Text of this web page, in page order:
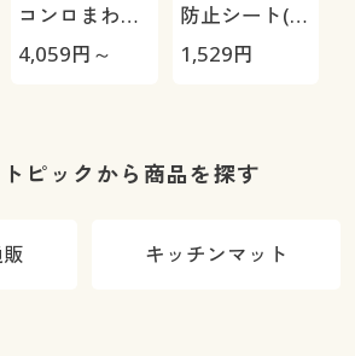
コンロまわり
油ハネ 飛び散
4,059円～
防止シート(2
枚組)
1,529円
ピックから商品を探す
キッチンマット